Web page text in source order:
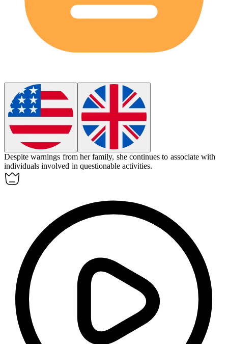
Despite warnings from her family, she continues to associate with
individuals involved in questionable activities.